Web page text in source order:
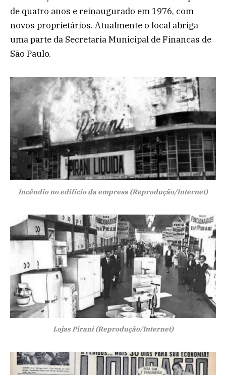
de quatro anos e reinaugurado em 1976, com
novos proprietários. Atualmente o local abriga
uma parte da Secretaria Municipal de Financas de
São Paulo.
Incêndio no edifício da empresa (Reprodução/Internet)
Lojas Pirani (Reprodução/Internet)